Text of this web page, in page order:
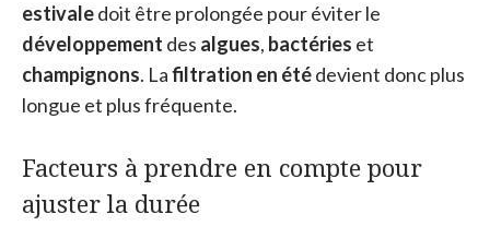
estivaledoit être prolongée pour éviter le
développement des algues, bactéries et
champignons. Lafiltration en étédevient donc plus
longue et plus fréquente.
Facteurs à prendre en compte pour
ajuster la durée